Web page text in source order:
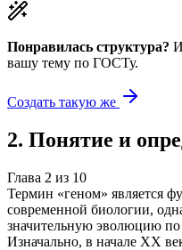
Понравилась структура?
вашу тему по ГОСТу.
Создать такую же
2. Понятие и
Глава 2 из 10
Термин «геном» является
современной биологии,
значительную эволюцию по
Изначально, в начале XX